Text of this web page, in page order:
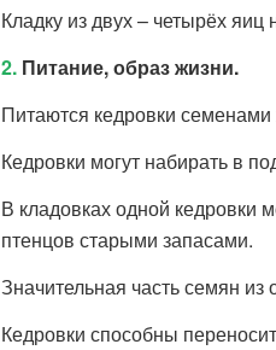
Кладку из двух – четырёх
2. Питание, образ жизни.
Питаются кедровки
Кедровки могут набирать в
В кладовках одной кедровки
птенцов старыми запасами.
Значительная часть семян
Кедровки способны